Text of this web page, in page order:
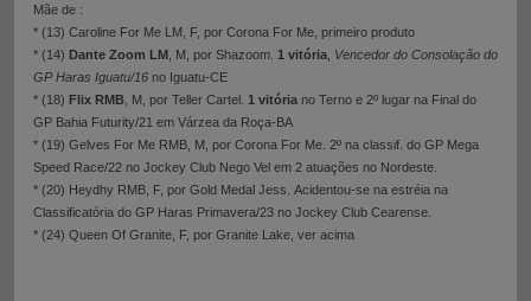
Mãe de :
* (13) Caroline For Me LM, F, por Corona For Me, primeiro produto
* (14) Dante Zoom LM , M, por Shazoom. 1 vitória Vencedor do Consolação do
GP Haras Iguatu/16 no Iguatu-CE
* (18) Flix RMB , M, por Teller Cartel. 1 vitória no Terno e 2º lugar na Final do
GP Bahia Futurity/21 em Várzea da Roça-BA
* (19) Gelves For Me RMB, M, por Corona For Me. 2º na classif. do GP Mega
Speed Race/22 no Jockey Club Nego Vel em 2 atuações no Nordeste.
* (20) Heydhy RMB, F, por Gold Medal Jess. Acidentou-se na estréia na
Classificatória do GP Haras Primavera/23 no Jockey Club Cearense.
* (24) Queen Of Granite, F, por Granite Lake, ver acima